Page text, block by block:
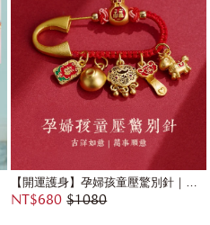
【開運護身】孕婦孩童壓驚別針｜吉祥如意・萬事順意・保平安守護掛飾
NT$680 $1080